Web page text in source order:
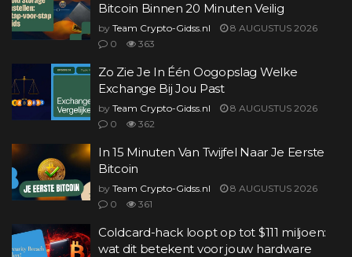
Bitcoin Binnen 20 Minuten Veilig
by Team Crypto-Gidss.nl
8 AUGUSTUS 2026
0
363
Zo Zie Je In Één Oogopslag Welke
Exchange Bij Jou Past
by Team Crypto-Gidss.nl
8 AUGUSTUS 2026
0
362
In 15 Minuten Van Twijfel Naar Je Eerste
Bitcoin
by Team Crypto-Gidss.nl
8 AUGUSTUS 2026
0
361
Coldcard-hack loopt op tot $111 miljoen:
wat dit betekent voor jouw hardware